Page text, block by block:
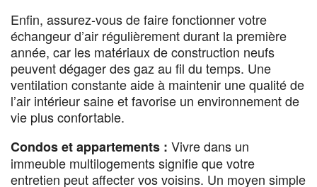
Enfin, assurez-vous de faire fonctionner votre
échangeur d’air régulièrement durant la première
année, car les matériaux de construction neufs
peuvent dégager des gaz au fil du temps. Une
ventilation constante aide à maintenir une qualité de
l’air intérieur saine et favorise un environnement de
vie plus confortable.
Condos et appartements : Vivre dans un
immeuble multilogements signifie que votre
entretien peut affecter vos voisins. Un moyen simple